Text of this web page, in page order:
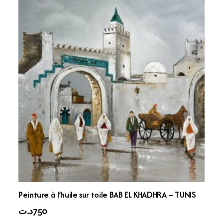
Peinture à l’huile sur toile BAB EL KHADHRA – TUNIS
750د.ت